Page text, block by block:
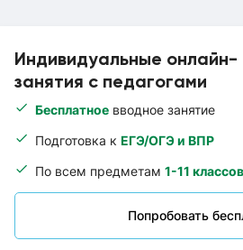
Индивидуальные онлайн-
занятия с педагогами
Бесплатное вводное занятие
Подготовка к ЕГЭ/ОГЭ и ВПР
По всем предметам 1-11 классов
Попробовать